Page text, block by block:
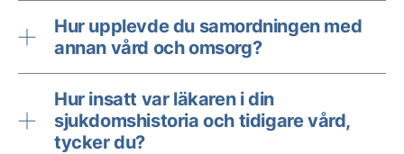
Hur upplevde du samordningen med
annan vård och omsorg?
Hur insatt var läkaren i din
sjukdomshistoria och tidigare vård,
tycker du?